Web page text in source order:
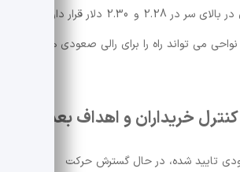
مقاومت های فوری در بالای سر در 2.28 و 2.30 دلار قرار دارند و
می تواند راه را برای رالی صعودی هموار
کنترل خریداران و اهداف بعدی
تایید شده، در حال گسترش حرکت